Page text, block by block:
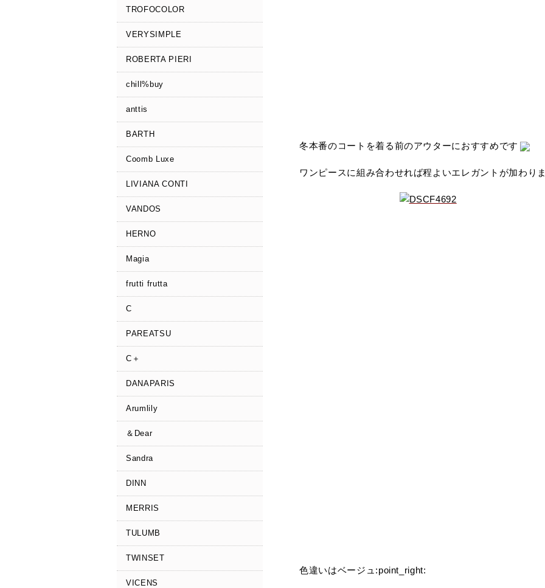
TROFOCOLOR
VERYSIMPLE
ROBERTA PIERI
chill%buy
anttis
BARTH
Coomb Luxe
LIVIANA CONTI
VANDOS
HERNO
Magia
frutti frutta
C
PAREATSU
C＋
DANAPARIS
Arumlily
＆Dear
Sandra
DINN
MERRIS
TULUMB
TWINSET
VICENS
冬本番のコートを着る前のアウターにおすすめです
ワンピースに組み合わせれば程よいエレガントが加わり
色違いはベージュ:point_right: